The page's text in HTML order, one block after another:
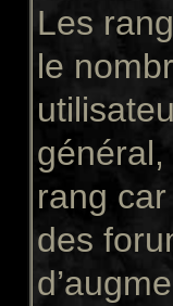
Les
le
général,
rang
des